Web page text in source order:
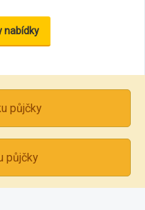
nabídky
půjčky
půjčky